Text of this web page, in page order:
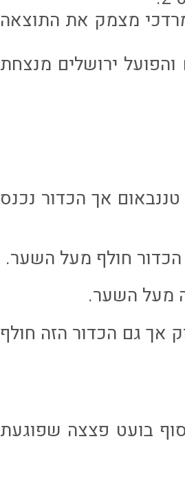
לא מוותרים ובדקה 74 יאיר מרדכי מצמק את התוצאה
ירושלים מנצחת
אך הכדור נכנס
אך גם הכדור הזה חולף
בועט פצצה שפוגעת